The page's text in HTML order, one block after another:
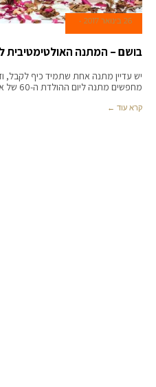
26 בינואר 2017
בושם – המתנה האולטימטיבית
יש עדיין מתנה אחת שתמיד כיף
מחפשים מתנה ליום ההולדת ה-60 של אימא, ליום
קרא עוד ←